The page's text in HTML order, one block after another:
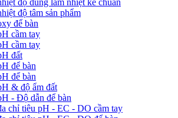
độ dùng làm nhiệt kế chuẩn
độ tâm sản phẩm
để bàn
cầm tay
cầm tay
đất
để bàn
để bàn
& độ ẩm đất
- Độ dẫn để bàn
chỉ tiêu pH - EC - DO cầm tay